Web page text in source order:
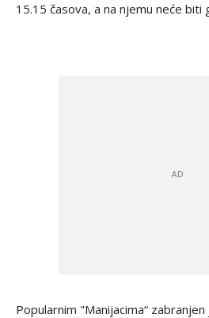
15.15 časova, a na njemu neće biti
Popularnim "Manijacima“